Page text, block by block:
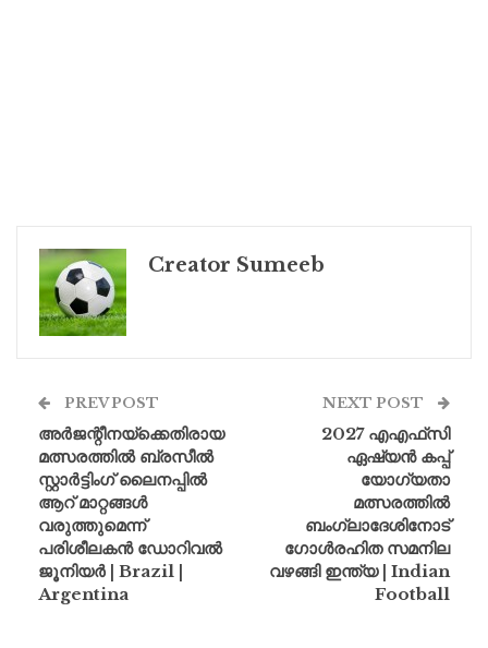
Creator Sumeeb
PREV POST
അർജന്റീനയ്‌ക്കെതിരായ
മത്സരത്തിൽ ബ്രസീൽ
സ്റ്റാർട്ടിംഗ് ലൈനപ്പിൽ
ആറ് മാറ്റങ്ങൾ
വരുത്തുമെന്ന്
പരിശീലകൻ ഡോറിവൽ
ജൂനിയർ | Brazil |
Argentina
NEXT POST
2027 എഎഫ്‌സി
ഏഷ്യൻ കപ്പ്
യോഗ്യതാ
മത്സരത്തിൽ
ബംഗ്ലാദേശിനോട്
ഗോൾരഹിത സമനില
വഴങ്ങി ഇന്ത്യ | Indian
Football